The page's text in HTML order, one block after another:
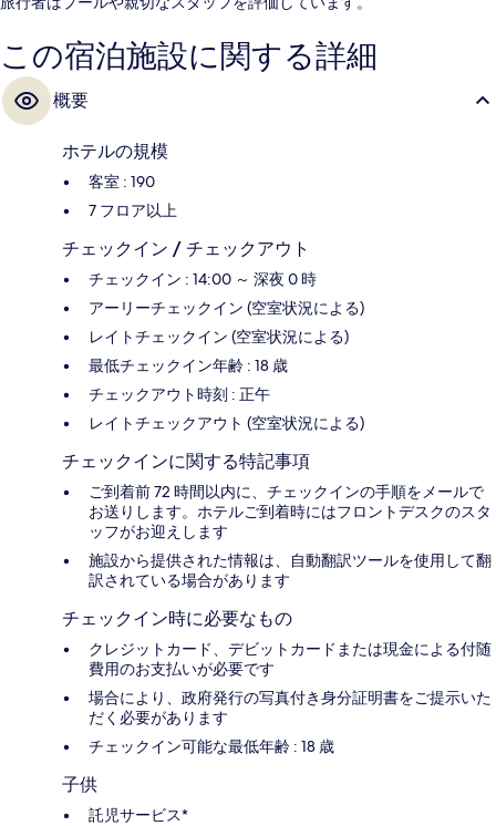
この宿泊施設に関する詳細
概要
ホテルの規模
客室 : 190
7 フロア以上
チェックイン / チェックアウト
チェックイン : 14:00 ～ 深夜 0 時
アーリーチェックイン (空室状況による)
レイトチェックイン (空室状況による)
最低チェックイン年齢 : 18 歳
チェックアウト時刻 : 正午
レイトチェックアウト (空室状況による)
チェックインに関する特記事項
ご到着前 72 時間以内に、チェックインの手順をメールで
お送りします。ホテルご到着時にはフロントデスクのスタ
ッフがお迎えします
施設から提供された情報は、自動翻訳ツールを使用して翻
訳されている場合があります
チェックイン時に必要なもの
クレジットカード、デビットカードまたは現金による付随
費用のお支払いが必要です
場合により、政府発行の写真付き身分証明書をご提示いた
だく必要があります
チェックイン可能な最低年齢 : 18 歳
子供
託児サービス*